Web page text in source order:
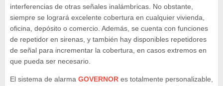
interferencias de otras señales inalámbricas. No obstante,
siempre se logrará excelente cobertura en cualquier vivienda,
oficina, depósito o comercio. Además, se cuenta con funciones
de repetidor en sirenas, y también hay disponibles repetidores
de señal para incrementar la cobertura, en casos extremos en
que pueda ser necesario.
El sistema de alarma GOVERNOR es totalmente personalizable,